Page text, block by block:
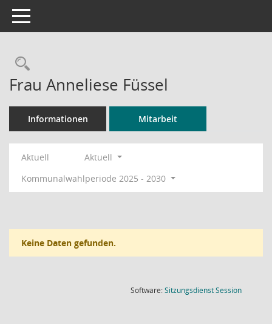
Toggle navigation
Rechercheauswahl
Frau Anneliese Füssel
Informationen Mitarbeit
Aktuell
Aktuell
Kommunalwahlperiode 2025 - 2030
Keine Daten gefunden.
Software:SitzungsdienstSession(Wird in